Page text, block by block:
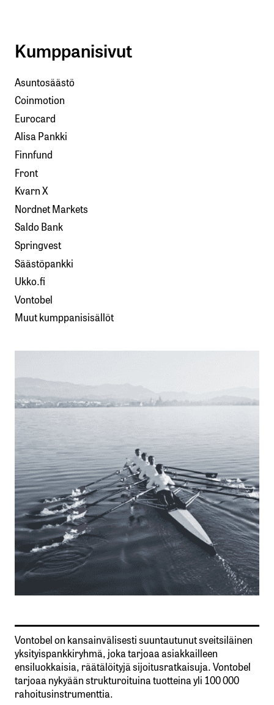
Kumppanisivut
Asuntosäästö
Coinmotion
Eurocard
Alisa Pankki
Finnfund
Front
Kvarn X
Nordnet Markets
Saldo Bank
Springvest
Säästöpankki
Ukko.fi
Vontobel
Muut kumppanisisällöt
Vontobel on kansainvälisesti suuntautunut sveitsiläinen
yksityispankkiryhmä, joka tarjoaa asiakkailleen
ensiluokkaisia, räätälöityjä sijoitusratkaisuja. Vontobel
tarjoaa nykyään strukturoituina tuotteina yli 100 000
rahoitusinstrumenttia.